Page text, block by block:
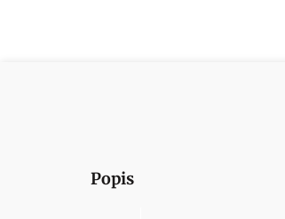
Popis